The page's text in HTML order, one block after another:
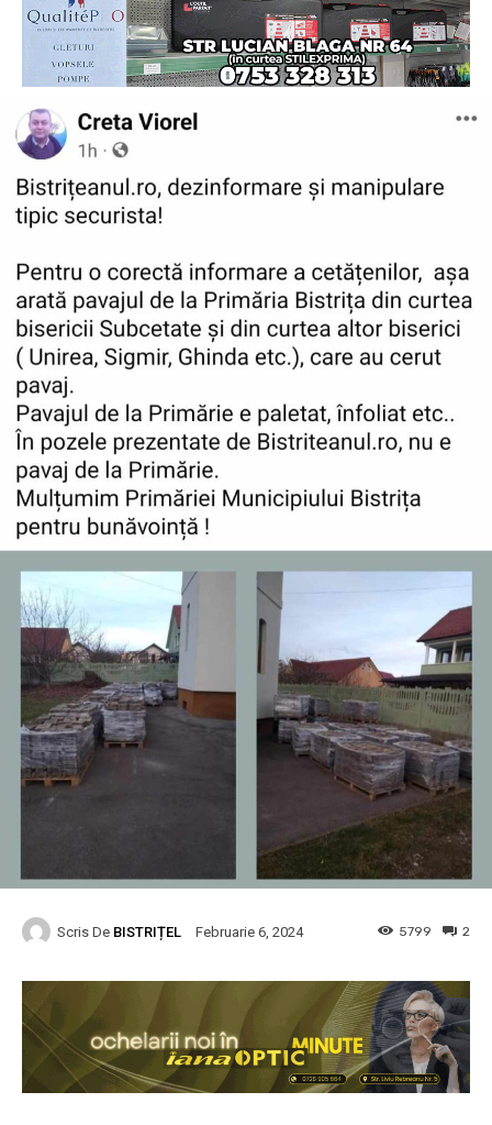
Scris De BISTRIȚEL Februarie 6, 2024 2
5799